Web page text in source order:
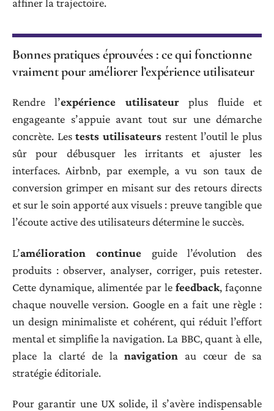
affiner la trajectoire.
Bonnes pratiques éprouvées : ce qui fonctionne
vraiment pour améliorer l’expérience utilisateur
Rendre l’expérience utilisateurplus fluide et
engageante s’appuie avant tout sur une démarche
concrète. Lestests utilisateurs restent l’outil le plus
sûr pour débusquer les irritants et ajuster les
interfaces. Airbnb, par exemple, a vu son taux de
conversion grimper en misant sur des retours directs
et sur le soin apporté aux visuels : preuve tangible que
l’écoute active des utilisateurs détermine le succès.
L’amélioration continueguide l’évolution des
produits : observer, analyser, corriger, puis retester.
Cette dynamique, alimentée par le feedback, façonne
chaque nouvelle version. Google en a fait une règle :
un design minimaliste et cohérent, qui réduit l’effort
mental et simplifie la navigation. La BBC, quant à elle,
place la clarté de lanavigation au cœur de sa
stratégie éditoriale.
Pour garantir une UX solide, il s’avère indispensable